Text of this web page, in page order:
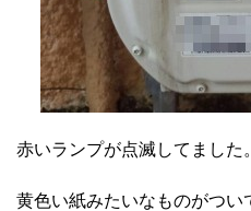
赤いランプが点滅してました
黄色い紙みたいなものがつい